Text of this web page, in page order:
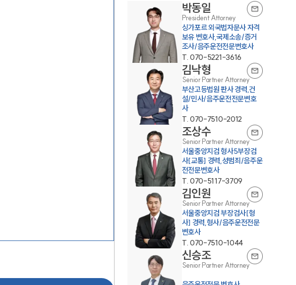
팀소개
팀소개
대륜의 강점
박동일
President Attorney
싱가포르 외국법자문사 자격
보유 변호사,국제소송/증거
조사/음주운전전문변호사
T. 070-5221-3616
김낙형
Senior Partner Attorney
부산고등법원 판사 경력,건
설/민사/음주운전전문변호
사
T. 070-7510-2012
조상수
Senior Partner Attorney
서울중앙지검 형사5부장검
사[교통] 경력,성범죄/음주운
전전문변호사
T. 070-5117-3709
김인원
Senior Partner Attorney
서울중앙지검 부장검사[형
사] 경력,형사/음주운전전문
변호사
T. 070-7510-1044
신승조
Senior Partner Attorney